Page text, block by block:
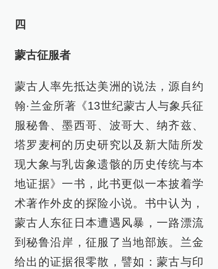
四
蒙古征服者
蒙古人率先抵达美洲的说法，源自约
翰·兰金所著《13世纪蒙古人与象兵征
服秘鲁、墨西哥、波哥大、纳齐兹、
塔罗麦柯的历史研究以及新大陆所发
现大象与乳齿象遗骸的历史传统与本
地证据》一书，此书更似一本披着学
术著作外皮的探险小说。书中认为，
蒙古人东征日本遭遇风暴，一路漂流
到秘鲁沿岸，征服了当地部族。兰金
给出的证据很零散，譬如：蒙古与印